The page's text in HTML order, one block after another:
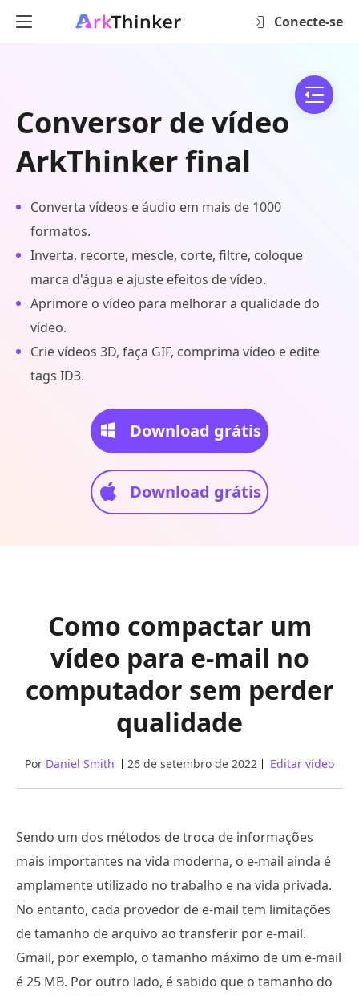
Conecte-se
Conversor de vídeo
ArkThinker final
Converta vídeos e áudio em mais de 1000
formatos.
Inverta, recorte, mescle, corte, filtre, coloque
marca d'água e ajuste efeitos de vídeo.
Aprimore o vídeo para melhorar a qualidade do
vídeo.
Crie vídeos 3D, faça GIF, comprima vídeo e edite
tags ID3.
Download grátis
Download grátis
Como compactar um
vídeo para e-mail no
computador sem perder
qualidade
Por Daniel Smith 26 de setembro de 2022 Editar vídeo
Sendo um dos métodos de troca de informações
mais importantes na vida moderna, o e-mail ainda é
amplamente utilizado no trabalho e na vida privada.
No entanto, cada provedor de e-mail tem limitações
de tamanho de arquivo ao transferir por e-mail.
Gmail, por exemplo, o tamanho máximo de um e-mail
é 25 MB. Por outro lado, é sabido que o tamanho do